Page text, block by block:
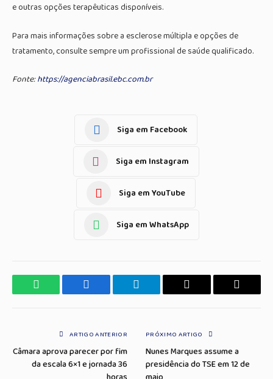
e outras opções terapêuticas disponíveis.
Para mais informações sobre a esclerose múltipla e opções de
tratamento, consulte sempre um profissional de saúde qualificado.
Fonte:https://agenciabrasil.ebc.com.br
Siga em Facebook
Siga em Instagram
Siga em YouTube
Siga em WhatsApp
WhatsApp Facebook Telegrama Copiar
E-
ARTIGO ANTERIOR
Câmara aprova parecer por fim
da escala 6×1 e jornada 36
PRÓXIMO ARTIGO
Nunes Marques assume a
presidência do TSE em 12 de